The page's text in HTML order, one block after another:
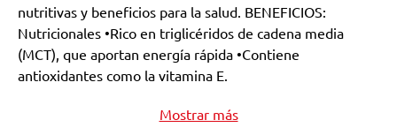
nutritivas y beneficios para la salud. BENEFICIOS:
Nutricionales •Rico en triglicéridos de cadena media
(MCT), que aportan energía rápida •Contiene
antioxidantes como la vitamina E.
Mostrar más